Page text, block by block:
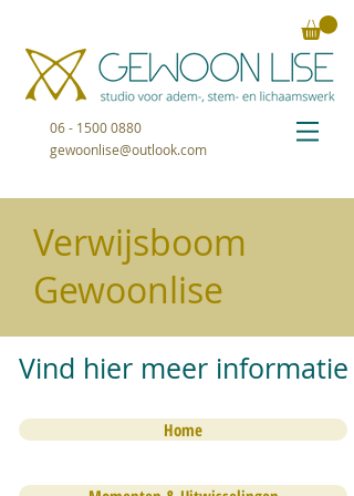
06 - 1500 0880
gewoonlise@outlook.com
Verwijsboom
Gewoonlise
Vind hier meer informatie
Home